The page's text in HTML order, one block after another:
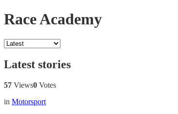
Race Academy
Latest stories
57 Views0 Votes
in Motorsport